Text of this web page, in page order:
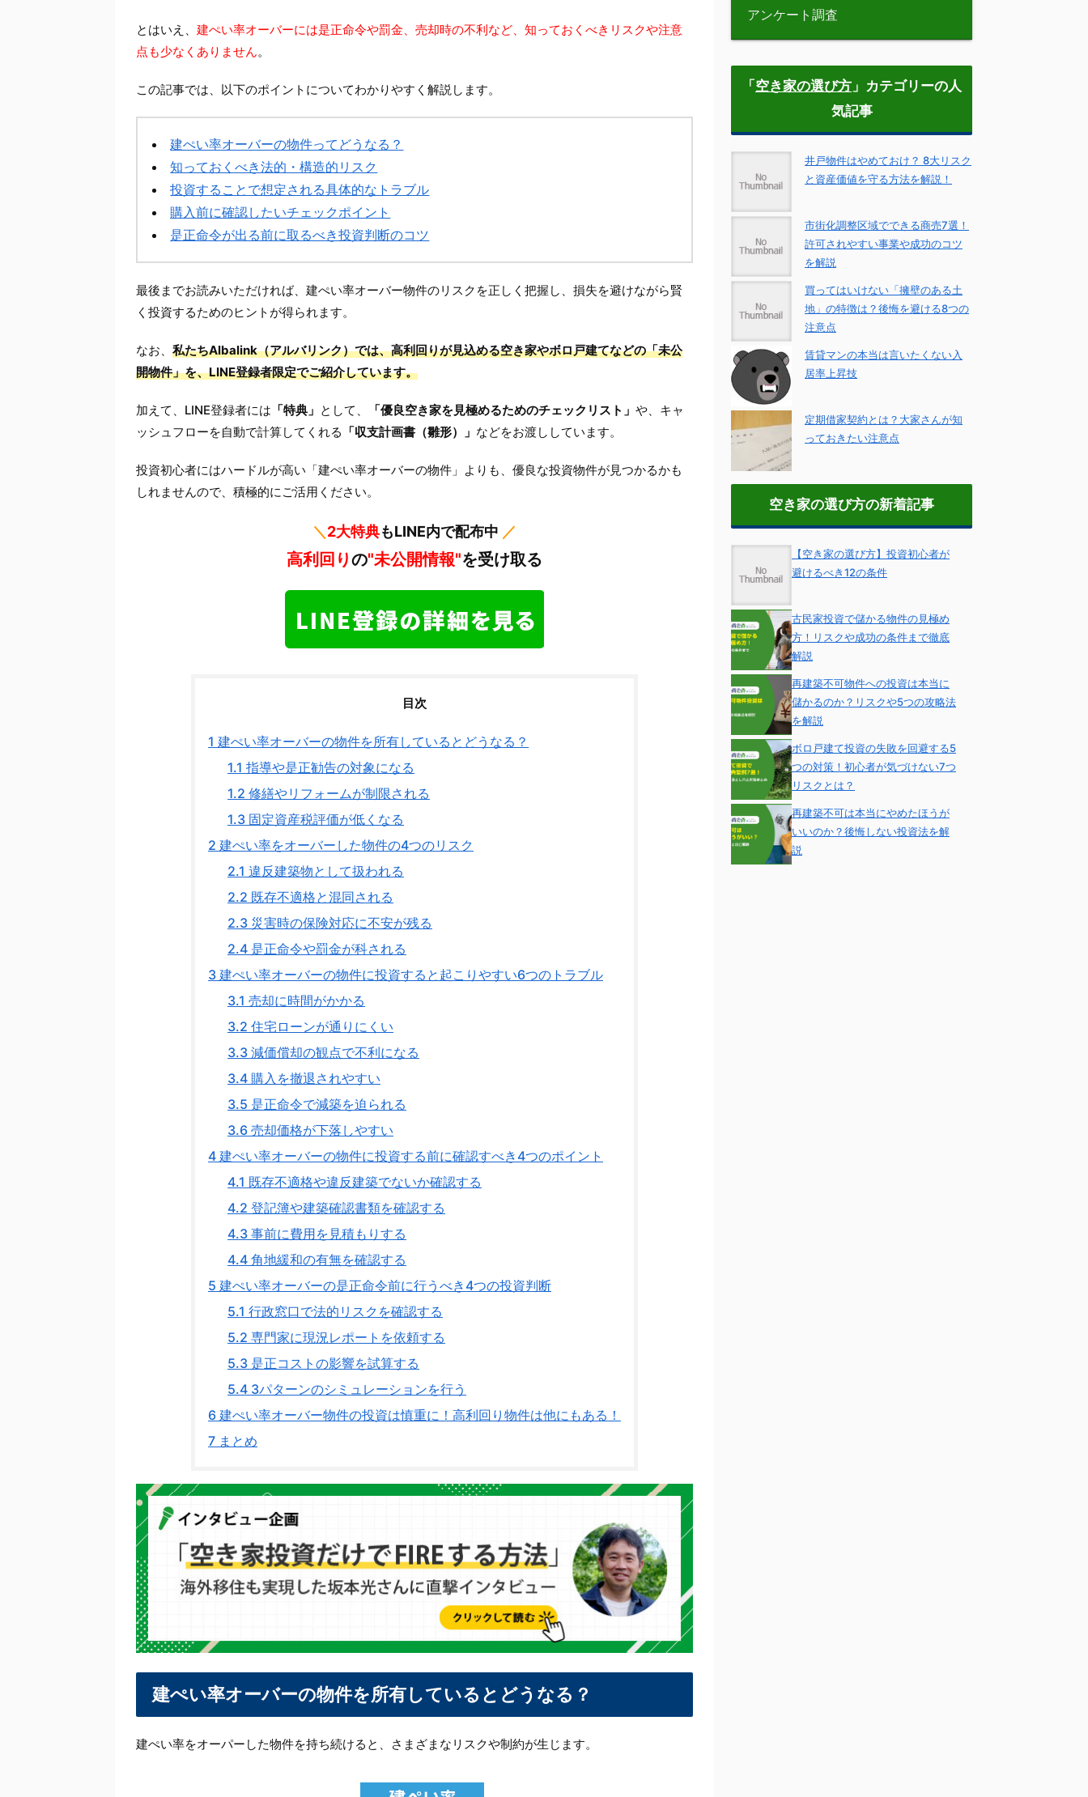
とはいえ、 建ぺい率オーバーには是正命令や罰金、売却時の不利など、知っておくべきリスクや注意
点も少なくありません。
この記事では、以下のポイントについてわかりやすく解説します。
建ぺい率オーバーの物件ってどうなる？
知っておくべき法的・構造的リスク
投資することで想定される具体的なトラブル
購入前に確認したいチェックポイント
是正命令が出る前に取るべき投資判断のコツ
最後までお読みいただければ、建ぺい率オーバー物件のリスクを正しく把握し、損失を避けながら賢
く投資するためのヒントが得られます。
なお、 私たちAlbalink（アルバリンク）では、高利回りが見込める空き家やボロ戸建てなどの「未公
開物件」を、LINE登録者限定でご紹介しています。
加えて、LINE登録者には 「特典」 として、 「優良空き家を見極めるためのチェックリスト」 や、キャ
ッシュフローを自動で計算してくれる 「収支計画書（雛形）」 などをお渡ししています。
投資初心者にはハードルが高い「建ぺい率オーバーの物件」よりも、優良な投資物件が見つかるかも
しれませんので、積極的にご活用ください。
＼ 2大特典もLINE内で配布中 ／
高利回りの"未公開情報"を受け取る
目次
1 建ぺい率オーバーの物件を所有しているとどうなる？
1.1 指導や是正勧告の対象になる
1.2 修繕やリフォームが制限される
1.3 固定資産税評価が低くなる
2 建ぺい率をオーバーした物件の4つのリスク
2.1 違反建築物として扱われる
2.2 既存不適格と混同される
2.3 災害時の保険対応に不安が残る
2.4 是正命令や罰金が科される
3 建ぺい率オーバーの物件に投資すると起こりやすい6つのトラブル
3.1 売却に時間がかかる
3.2 住宅ローンが通りにくい
3.3 減価償却の観点で不利になる
3.4 購入を撤退されやすい
3.5 是正命令で減築を迫られる
3.6 売却価格が下落しやすい
4 建ぺい率オーバーの物件に投資する前に確認すべき4つのポイント
4.1 既存不適格や違反建築でないか確認する
4.2 登記簿や建築確認書類を確認する
4.3 事前に費用を見積もりする
4.4 角地緩和の有無を確認する
5 建ぺい率オーバーの是正命令前に行うべき4つの投資判断
5.1 行政窓口で法的リスクを確認する
5.2 専門家に現況レポートを依頼する
5.3 是正コストの影響を試算する
5.4 3パターンのシミュレーションを行う
6 建ぺい率オーバー物件の投資は慎重に！高利回り物件は他にもある！
7 まとめ
建ぺい率オーバーの物件を所有しているとどうなる？
建ぺい率をオーパーした物件を持ち続けると、さまざまなリスクや制約が生じます。
アンケート調査
「空き家の選び方 」カテゴリーの人
気記事
井戸物件はやめておけ？ 8大リスク
と資産価値を守る方法を解説！
市街化調整区域でできる商売7選！
許可されやすい事業や成功のコツ
を解説
買ってはいけない「擁壁のある土
地」の特徴は？後悔を避ける8つの
注意点
賃貸マンの本当は言いたくない入
居率上昇技
定期借家契約とは？大家さんが知
っておきたい注意点
空き家の選び方の新着記事
【空き家の選び方】投資初心者が
避けるべき12の条件
古民家投資で儲かる物件の見極め
方！リスクや成功の条件まで徹底
解説
再建築不可物件への投資は本当に
儲かるのか？リスクや5つの攻略法
を解説
ボロ戸建て投資の失敗を回避する5
つの対策！初心者が気づけない7つ
リスクとは？
再建築不可は本当にやめたほうが
いいのか？後悔しない投資法を解
説